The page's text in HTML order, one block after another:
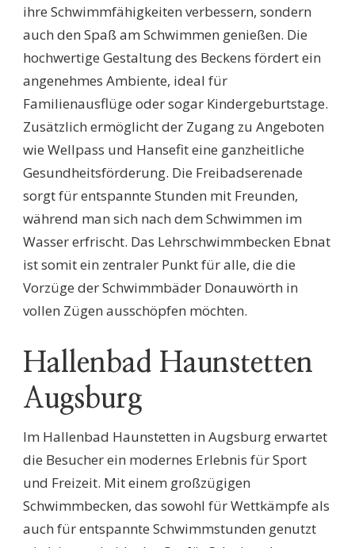
ihre Schwimmfähigkeiten verbessern, sondern
auch den Spaß am Schwimmen genießen. Die
hochwertige Gestaltung des Beckens fördert ein
angenehmes Ambiente, ideal für
Familienausflüge oder sogar Kindergeburtstage.
Zusätzlich ermöglicht der Zugang zu Angeboten
wie Wellpass und Hansefit eine ganzheitliche
Gesundheitsförderung. Die Freibadserenade
sorgt für entspannte Stunden mit Freunden,
während man sich nach dem Schwimmen im
Wasser erfrischt. Das Lehrschwimmbecken Ebnat
ist somit ein zentraler Punkt für alle, die die
Vorzüge der Schwimmbäder Donauwörth in
vollen Zügen ausschöpfen möchten.
Hallenbad Haunstetten
Augsburg
Im Hallenbad Haunstetten in Augsburg erwartet
die Besucher ein modernes Erlebnis für Sport
und Freizeit. Mit einem großzügigen
Schwimmbecken, das sowohl für Wettkämpfe als
auch für entspannte Schwimmstunden genutzt